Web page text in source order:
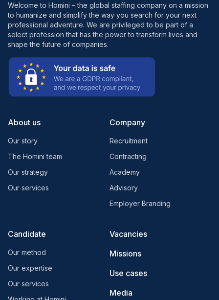
Welcome to Homini – the global staffing company on a mission
to humanize and simplify the way you search for your next
professional adventure. We are privileged to be part of a
select profession that has the power to transform lives and
shape the future of companies.
About us
Our story
The Homini team
Our strategy
Our services
Company
Recruitment
Contracting
Academy
Advisory
Employer Branding
Candidate
Our method
Our expertise
Our services
Vacancies
Missions
Use cases
Media